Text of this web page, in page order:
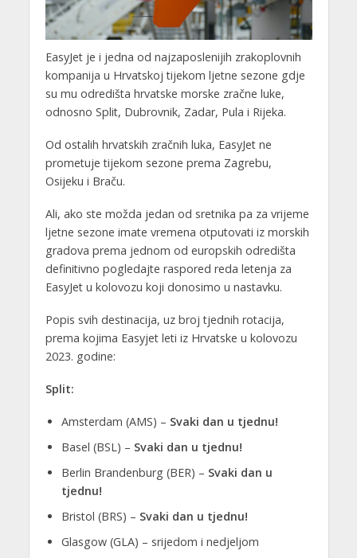
EasyJet je i jedna od najzaposlenijih zrakoplovnih
kompanija u Hrvatskoj tijekom ljetne sezone gdje
su mu odredišta hrvatske morske zračne luke,
odnosno Split, Dubrovnik, Zadar, Pula i Rijeka.
Od ostalih hrvatskih zračnih luka, EasyJet ne
prometuje tijekom sezone prema Zagrebu,
Osijeku i Braču.
Ali, ako ste možda jedan od sretnika pa za vrijeme
ljetne sezone imate vremena otputovati iz morskih
gradova prema jednom od europskih odredišta
definitivno pogledajte raspored reda letenja za
EasyJet u kolovozu koji donosimo u nastavku.
Popis svih destinacija, uz broj tjednih rotacija,
prema kojima Easyjet leti iz Hrvatske u kolovozu
2023. godine:
Split:
Amsterdam (AMS) – Svaki dan u tjednu!
Basel (BSL) – Svaki dan u tjednu!
Berlin Brandenburg (BER) – Svaki dan u
tjednu!
Bristol (BRS) – Svaki dan u tjednu!
Glasgow (GLA) – srijedom i nedjeljom